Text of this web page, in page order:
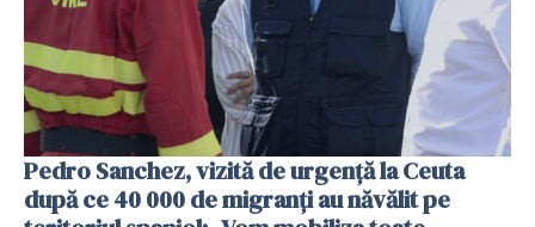
Pedro Sanchez, vizită de urgență la Ceuta
după ce 40 000 de migranți au năvălit pe